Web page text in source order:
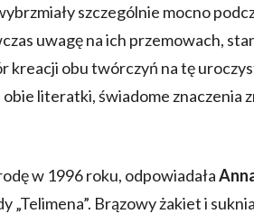
szczególnie mocno
uwagę na ich przemowach,
obu twórczyń na tę
literatki, świadome znaczenia
w 1996 roku, odpowiadała
Brązowy żakiet i